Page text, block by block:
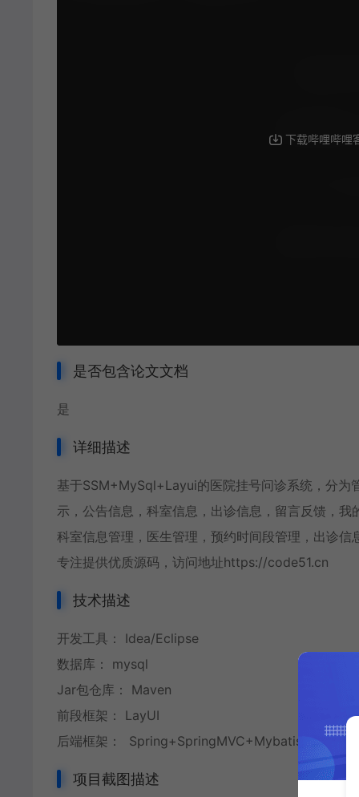
是否包含论文文档
是
详细描述
基于SSM+MySql+Layui的医院挂号问诊系统，分为
示，公告信息，科室信息，出诊信息，留言反馈，
科室信息管理，医生管理，预约时间段管理，出诊
专注提供优质源码，访问地址https://code51.cn
技术描述
开发工具： Idea/Eclipse
数据库： mysql
Jar包仓库： Maven
前段框架： LayUI
后端框架： Spring+SpringMVC+Mybatis+MySQL
项目截图描述